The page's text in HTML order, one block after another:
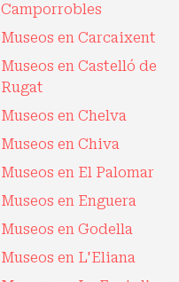
Camporrobles
Museos en Carcaixent
Museos en Castelló de
Rugat
Museos en Chelva
Museos en Chiva
Museos en El Palomar
Museos en Enguera
Museos en Godella
Museos en L'Eliana